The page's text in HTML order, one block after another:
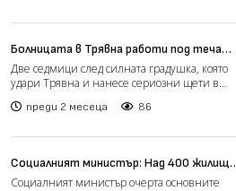
Болницата в Трявна работи под течащ
покрив след опустошителната
градушка (видео)
Две седмици след силната градушка, която
удари Трявна и нанесе сериозни щети в
преди 2 месеца 86
Социалният министър: Над 400 жилища
са пострадали след наводненията в
Социалният министър очерта основните